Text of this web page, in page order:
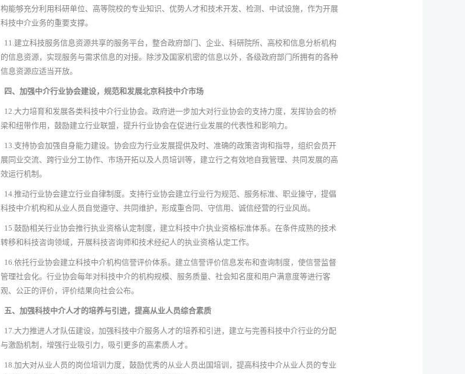
构能够充分利用科研单位、高等院校的专业知识、优势人才和技术开发、检测、中试设施，作为开展
科技中介业务的重要支撑。
11.建立科技服务信息资源共享的服务平台，整合政府部门、企业、科研院所、高校和信息分析机构
的信息资源，实现服务与需求信息的对接。除涉及国家机密的信息以外，各级政府部门所拥有的各种
信息资源应适当开放。
四、加强中介行业协会建设，规范和发展北京科技中介市场
12.大力培育和发展各类科技中介行业协会。政府进一步加大对行业协会的支持力度，发挥协会的桥
梁和纽带作用，鼓励建立行业联盟，提升行业协会在促进行业发展的代表性和影响力。
13.支持协会加强自身能力建设。协会应为行业发展提供及时、准确的政策咨询和指导，组织会员开
展同业交流、跨行业分工协作、市场开拓以及人员培训等，建立行之有效地自我管理、共同发展的高
效运行机制。
14.推动行业协会建立行业自律制度。支持行业协会建立行业行为规范、服务标准、职业操守，提倡
科技中介机构和从业人员自觉遵守、共同维护，形成重合同、守信用、诚信经营的行业风尚。
15.鼓励相关行业协会推行执业资格认定制度，建立科技中介执业资格标准体系。在条件成熟的技术
转移和科技咨询领域，开展科技咨询师和技术经纪人的执业资格认定工作。
16.依托行业协会建立科技中介机构信誉评价体系。建立信誉评价信息发布和查询制度，使信誉监督
管理社会化。行业协会每年对科技中介的机构规模、服务质量、社会知名度和用户满意度等进行客
观、公正的评价，评价结果向社会公布。
五、加强科技中介人才的培养与引进，提高从业人员综合素质
17.大力推进人才队伍建设，加强科技中介服务人才的培养和引进，建立与完善科技中介行业的分配
与激励机制，增强行业吸引力，吸引更多的高素质人才。
18.加大对从业人员的岗位培训力度，鼓励优秀的从业人员出国培训，提高科技中介从业人员的专业